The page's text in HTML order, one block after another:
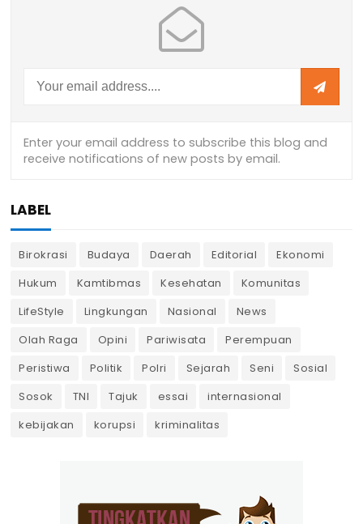
LABEL
Birokrasi Budaya Daerah Editorial
Ekonomi
Hukum
Kamtibmas Kesehatan
Komunitas
LifeStyle
Lingkungan Nasional
News
Olah Raga
Opini Pariwisata
Perempuan
Peristiwa
Politik Polri Sejarah Seni
Sosial
Sosok
TNI Tajuk essai
internasional
kebijakan
korupsi kriminalitas